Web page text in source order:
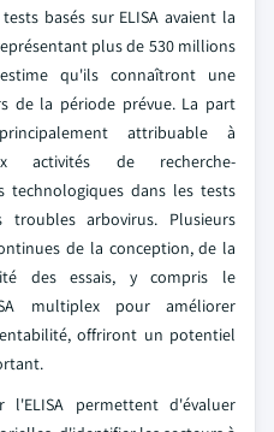
basés sur ELISA avaient la
plus de 530 millions
qu'ils connaîtront une
de la période prévue. La part
attribuable à
activités de recherche-
technologiques dans les tests
arbovirus. Plusieurs
de la conception, de la
des essais, y compris le
multiplex pour améliorer
offriront un potentiel
permettent d'évaluer